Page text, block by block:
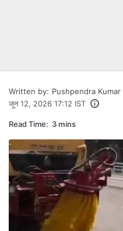
Written by: Pushpendra Kumar
जून 12, 2026 17:12 IST
Read Time: 3 mins